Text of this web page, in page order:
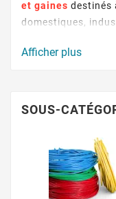
et gaines destinés
domestiques,
réseaux… Tous
Vendues au mètre
qu’aux travaux
chantiers avec du
Afficher plus
SOUS-